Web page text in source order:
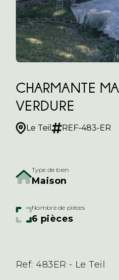
CHARMANTE
VERDURE
Le Teil REF-483-ER
Type de bien
Maison
Nombre de pièces
6 pièces
Ref: 483ER - Le Teil